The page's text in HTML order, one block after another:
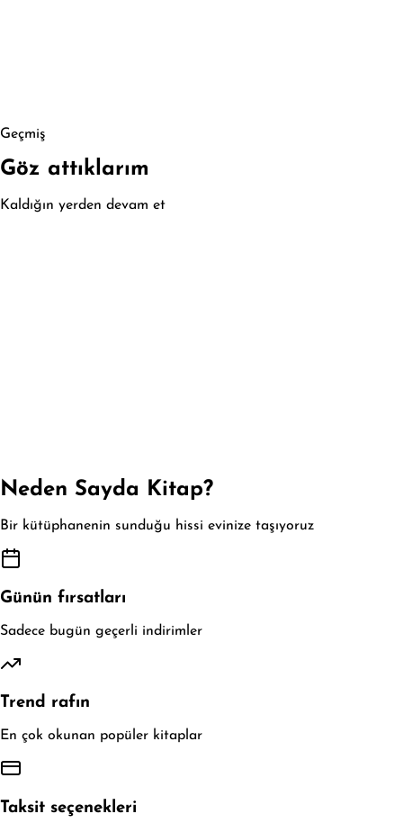
Geçmiş
Göz attıklarım
Kaldığın yerden devam et
Neden Sayda Kitap?
Bir kütüphanenin sunduğu hissi evinize taşıyoruz
Günün fırsatları
Sadece bugün geçerli indirimler
Trend rafın
En çok okunan popüler kitaplar
Taksit seçenekleri